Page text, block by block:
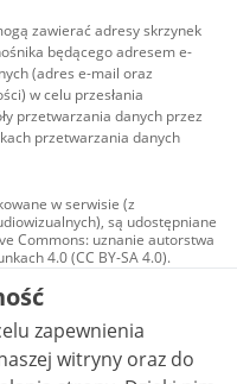
zawierać adresy skrzynek
będącego adresem e-
(adres e-mail oraz
w celu przesłania
przetwarzania danych przez
przetwarzania danych
w serwisie (z
są udostępniane
Commons: uznanie autorstwa
4.0 (CC BY-SA 4.0).
w tym zdjęcia, materiały
na licencji typu
autorstwa użycie
zależnych 4.0 (CC BY-
to stwierdzone inaczej.
zapewnienia
witryny oraz do